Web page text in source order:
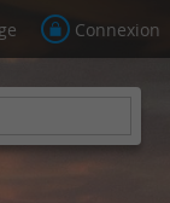
Connexion